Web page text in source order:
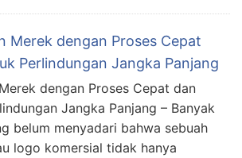
Merek dengan Proses Cepat
Perlindungan Jangka Panjang
dengan Proses Cepat dan
Jangka Panjang – Banyak
belum menyadari bahwa sebuah
logo komersial tidak hanya